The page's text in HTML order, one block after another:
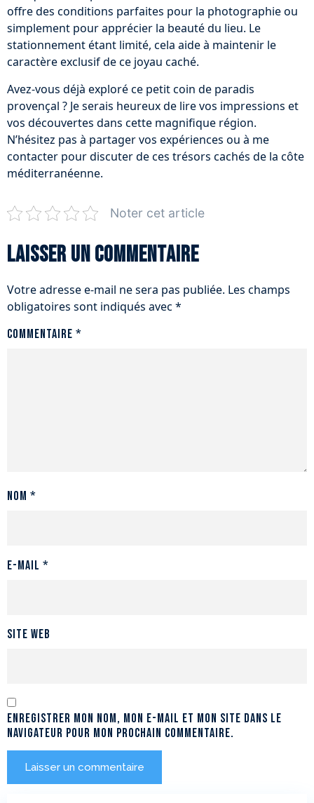
offre des conditions parfaites pour la photographie ou
simplement pour apprécier la beauté du lieu. Le
stationnement étant limité, cela aide à maintenir le
caractère exclusif de ce joyau caché.
Avez-vous déjà exploré ce petit coin de paradis
provençal ? Je serais heureux de lire vos impressions et
vos découvertes dans cette magnifique région.
N’hésitez pas à partager vos expériences ou à me
contacter pour discuter de ces trésors cachés de la côte
méditerranéenne.
Noter cet article
Laisser un commentaire
Votre adresse e-mail ne sera pas publiée. Les champs
obligatoires sont indiqués avec *
Commentaire *
Nom *
E-mail *
Site web
Enregistrer mon nom, mon e-mail et mon site dans le
navigateur pour mon prochain commentaire.